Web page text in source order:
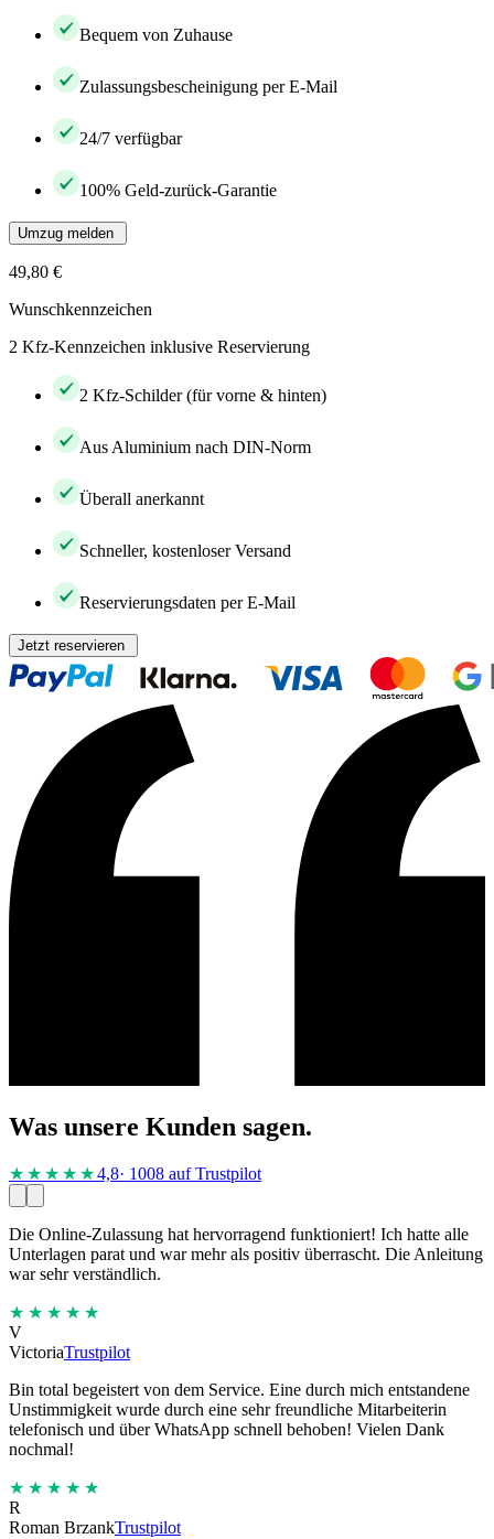
Bequem von Zuhause
Zulassungsbescheinigung per E-Mail
24/7 verfügbar
100% Geld-zurück-Garantie
Umzug melden
49,80 €
Wunschkennzeichen
2 Kfz-Kennzeichen inklusive Reservierung
2 Kfz-Schilder (für vorne & hinten)
Aus Aluminium nach DIN-Norm
Überall anerkannt
Schneller, kostenloser Versand
Reservierungsdaten per E-Mail
Jetzt reservieren
Was unsere Kunden sagen.
★★★★ ★4,8· 1008 auf Trustpilot
Die Online-Zulassung hat hervorragend funktioniert! Ich hatte alle
Unterlagen parat und war mehr als positiv überrascht. Die Anleitung
war sehr verständlich.
★★★★★
V
VictoriaTrustpilot
Bin total begeistert von dem Service. Eine durch mich entstandene
Unstimmigkeit wurde durch eine sehr freundliche Mitarbeiterin
telefonisch und über WhatsApp schnell behoben! Vielen Dank
nochmal!
★★★★★
R
Roman BrzankTrustpilot